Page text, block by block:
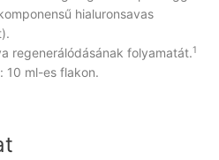
hialuronsavas
regenerálódásának folyamatát.1
10 ml-es flakon.